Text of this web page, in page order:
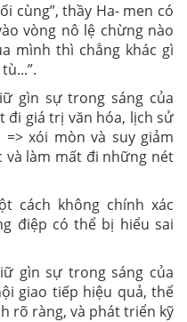
cùng”, thầy Ha- men có
vòng nô lệ chừng nào
mình thì chẳng khác gì
gìn sự trong sáng của
đi giá trị văn hóa, lịch sử
xói mòn và suy giảm
và làm mất đi những nét
cách không chính xác
điệp có thể bị hiểu sai
gìn sự trong sáng của
giao tiếp hiệu quả, thể
rõ ràng, và phát triển kỹ